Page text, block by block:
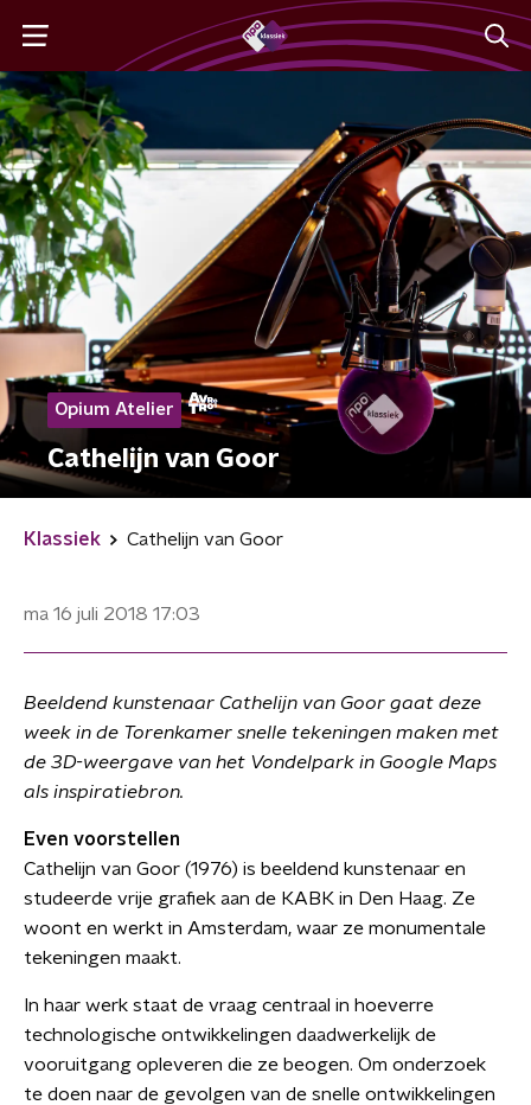
Opium Atelier
Cathelijn van Goor
Klassiek Cathelijn van Goor
ma 16 juli 2018 17:03
Beeldend kunstenaar Cathelijn van Goor gaat deze
week in de Torenkamer snelle tekeningen maken met
de 3D-weergave van het Vondelpark in Google Maps
als inspiratiebron.
Even voorstellen
Cathelijn van Goor (1976) is beeldend kunstenaar en
studeerde vrije grafiek aan de KABK in Den Haag. Ze
woont en werkt in Amsterdam, waar ze monumentale
tekeningen maakt.
In haar werk staat de vraag centraal in hoeverre
technologische ontwikkelingen daadwerkelijk de
vooruitgang opleveren die ze beogen. Om onderzoek
te doen naar de gevolgen van de snelle ontwikkelingen